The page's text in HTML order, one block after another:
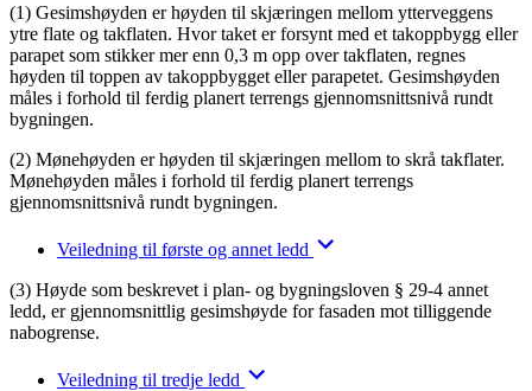
(1) Gesimshøyden er høyden til skjæringen mellom ytterveggens
ytre flate og takflaten. Hvor taket er forsynt med et takoppbygg eller
parapet som stikker mer enn 0,3 m opp over takflaten, regnes
høyden til toppen av takoppbygget eller parapetet. Gesimshøyden
måles i forhold til ferdig planert terrengs gjennomsnittsnivå rundt
bygningen.
(2) Mønehøyden er høyden til skjæringen mellom to skrå takflater.
Mønehøyden måles i forhold til ferdig planert terrengs
gjennomsnittsnivå rundt bygningen.
Veiledning til første og annet ledd
(3) Høyde som beskrevet i plan- og bygningsloven § 29-4 annet
ledd, er gjennomsnittlig gesimshøyde for fasaden mot tilliggende
nabogrense.
Veiledning til tredje ledd